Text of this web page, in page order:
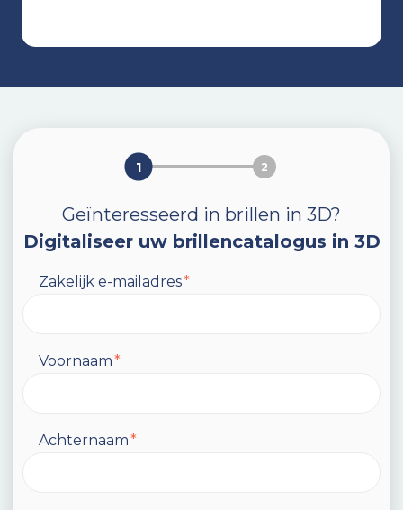
1 2
Geïnteresseerd in brillen in 3D?
Digitaliseer uw brillencatalogus in 3D
Zakelijk e-mailadres*
Voornaam*
Achternaam*